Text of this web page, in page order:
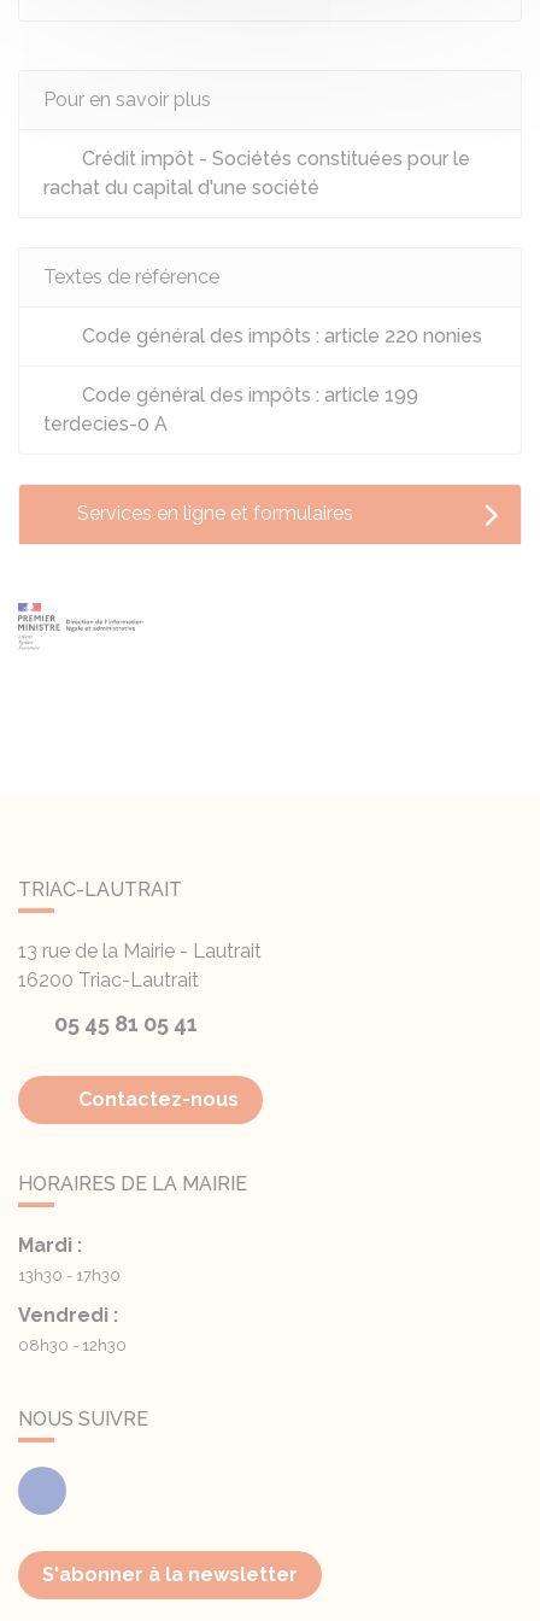
Pour en savoir plus
Crédit impôt - Sociétés constituées pour le
rachat du capital d'une société
Textes de référence
Code général des impôts : article 220 nonies
Code général des impôts : article 199
terdecies-0 A
Services en ligne et formulaires
TRIAC-LAUTRAIT
13 rue de la Mairie - Lautrait
16200 Triac-Lautrait
05 45 81 05 41
Contactez-nous
HORAIRES DE LA MAIRIE
Mardi :
13h30 - 17h30
Vendredi :
08h30 - 12h30
NOUS SUIVRE
Facebook
S'abonner à la newsletter